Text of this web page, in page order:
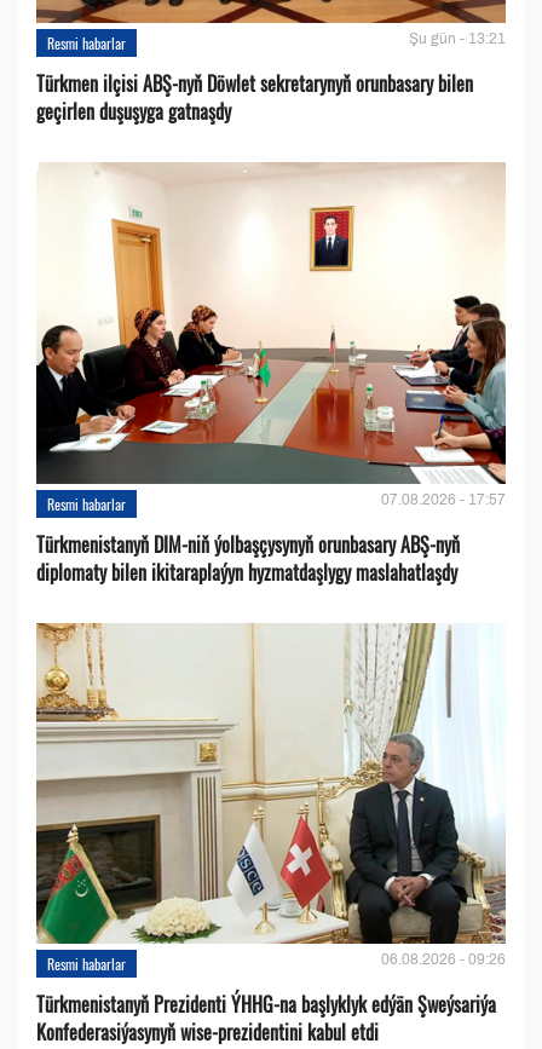
Resmi habarlar Şu gün - 13:21
Türkmen ilçisi ABŞ-nyň Döwlet sekretarynyň orunbasary bilen
geçirlen duşuşyga gatnaşdy
Resmi habarlar 07.08.2026 - 17:57
Türkmenistanyň DIM-niň ýolbaşçysynyň orunbasary ABŞ-nyň
diplomaty bilen ikitaraplaýyn hyzmatdaşlygy maslahatlaşdy
Resmi habarlar 06.08.2026 - 09:26
Türkmenistanyň Prezidenti ÝHHG-na başlyklyk edýän Şweýsariýa
Konfederasiýasynyň wise-prezidentini kabul etdi